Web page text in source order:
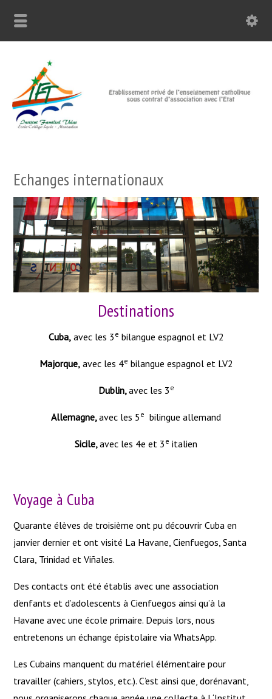
Echanges internationaux
Destinations
Cuba,avec les 3 e bilangue espagnol et LV2
Majorque,avec les 4e bilangue espagnol et LV2
Dublin,avec les 3 e
Allemagne,avec les 5 e bilingue allemand
Sicile,avec les 4e et 3 e italien
Voyage à Cuba
Quarante élèves de troisième ont pu découvrir Cuba en
janvier dernier et ont visité La Havane, Cienfuegos, Santa
Clara, Trinidad et Viñales.
Des contacts ont été établis avec une association
d’enfants et d’adolescents à Cienfuegos ainsi qu’à la
Havane avec une école primaire. Depuis lors, nous
entretenons un échange épistolaire via WhatsApp.
Les Cubains manquent du matériel élémentaire pour
travailler (cahiers, stylos, etc.). C’est ainsi que, dorénavant,